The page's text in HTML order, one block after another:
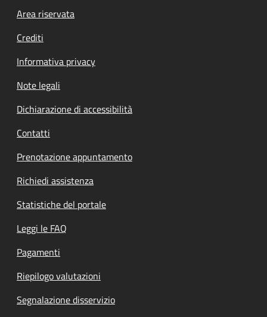
Footer menu
Area riservata
Crediti
Informativa privacy
Note legali
Dichiarazione di accessibilità
Contatti
Prenotazione appuntamento
Richiedi assistenza
Statistiche del portale
Leggi le FAQ
Pagamenti
Riepilogo valutazioni
Segnalazione disservizio